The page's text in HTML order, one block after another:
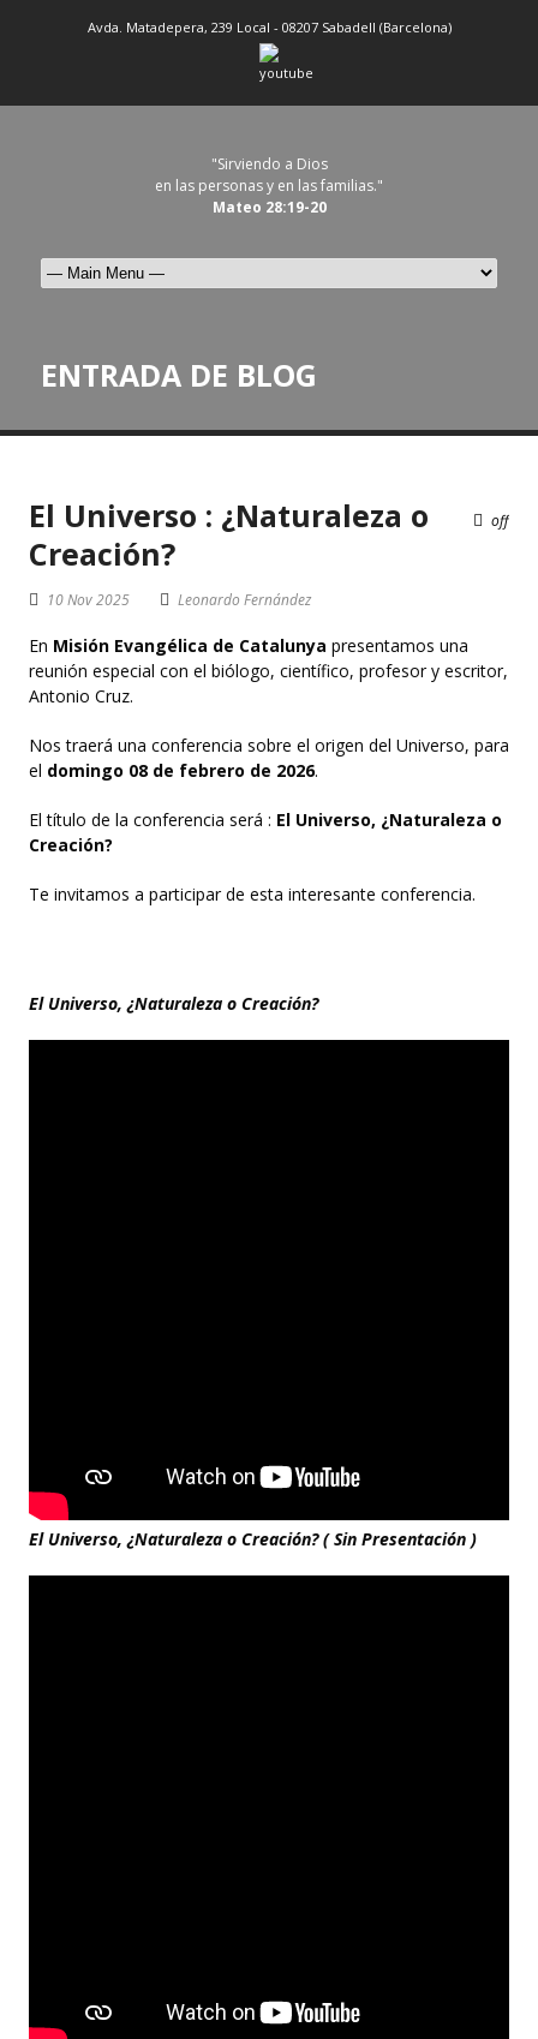
Avda. Matadepera, 239 Local - 08207 Sabadell (Barcelona)
"Sirviendo a Dios
en las personas y en las familias."
Mateo 28:19-20
ENTRADA DE BLOG
off
El Universo : ¿Naturaleza o
Creación?
10 Nov 2025 Leonardo Fernández
En Misión Evangélica de Catalunya presentamos una
reunión especial con el biólogo, científico, profesor y escritor,
Antonio Cruz.
Nos traerá una conferencia sobre el origen del Universo, para
el domingo 08 de febrero de 2026.
El título de la conferencia será : El Universo, ¿Naturaleza o
Creación?
Te invitamos a participar de esta interesante conferencia.
El Universo, ¿Naturaleza o Creación?
El Universo, ¿Naturaleza o Creación? ( Sin Presentación )